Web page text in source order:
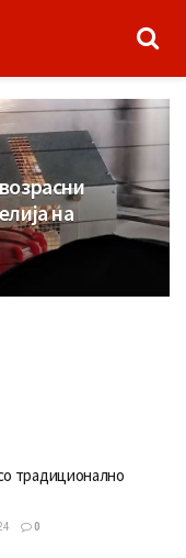
на
традиционално
0